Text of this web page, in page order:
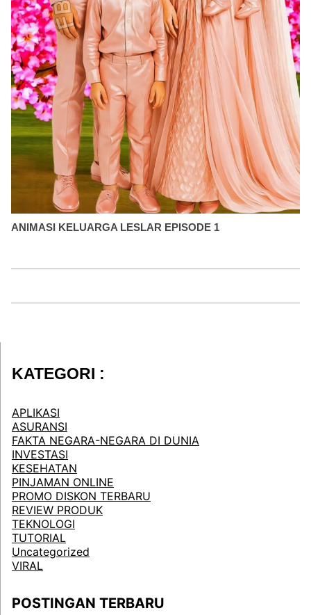
ANIMASI KELUARGA LESLAR EPISODE 1
KATEGORI :
APLIKASI
ASURANSI
FAKTA NEGARA-NEGARA DI DUNIA
INVESTASI
KESEHATAN
PINJAMAN ONLINE
PROMO DISKON TERBARU
REVIEW PRODUK
TEKNOLOGI
TUTORIAL
Uncategorized
VIRAL
POSTINGAN TERBARU